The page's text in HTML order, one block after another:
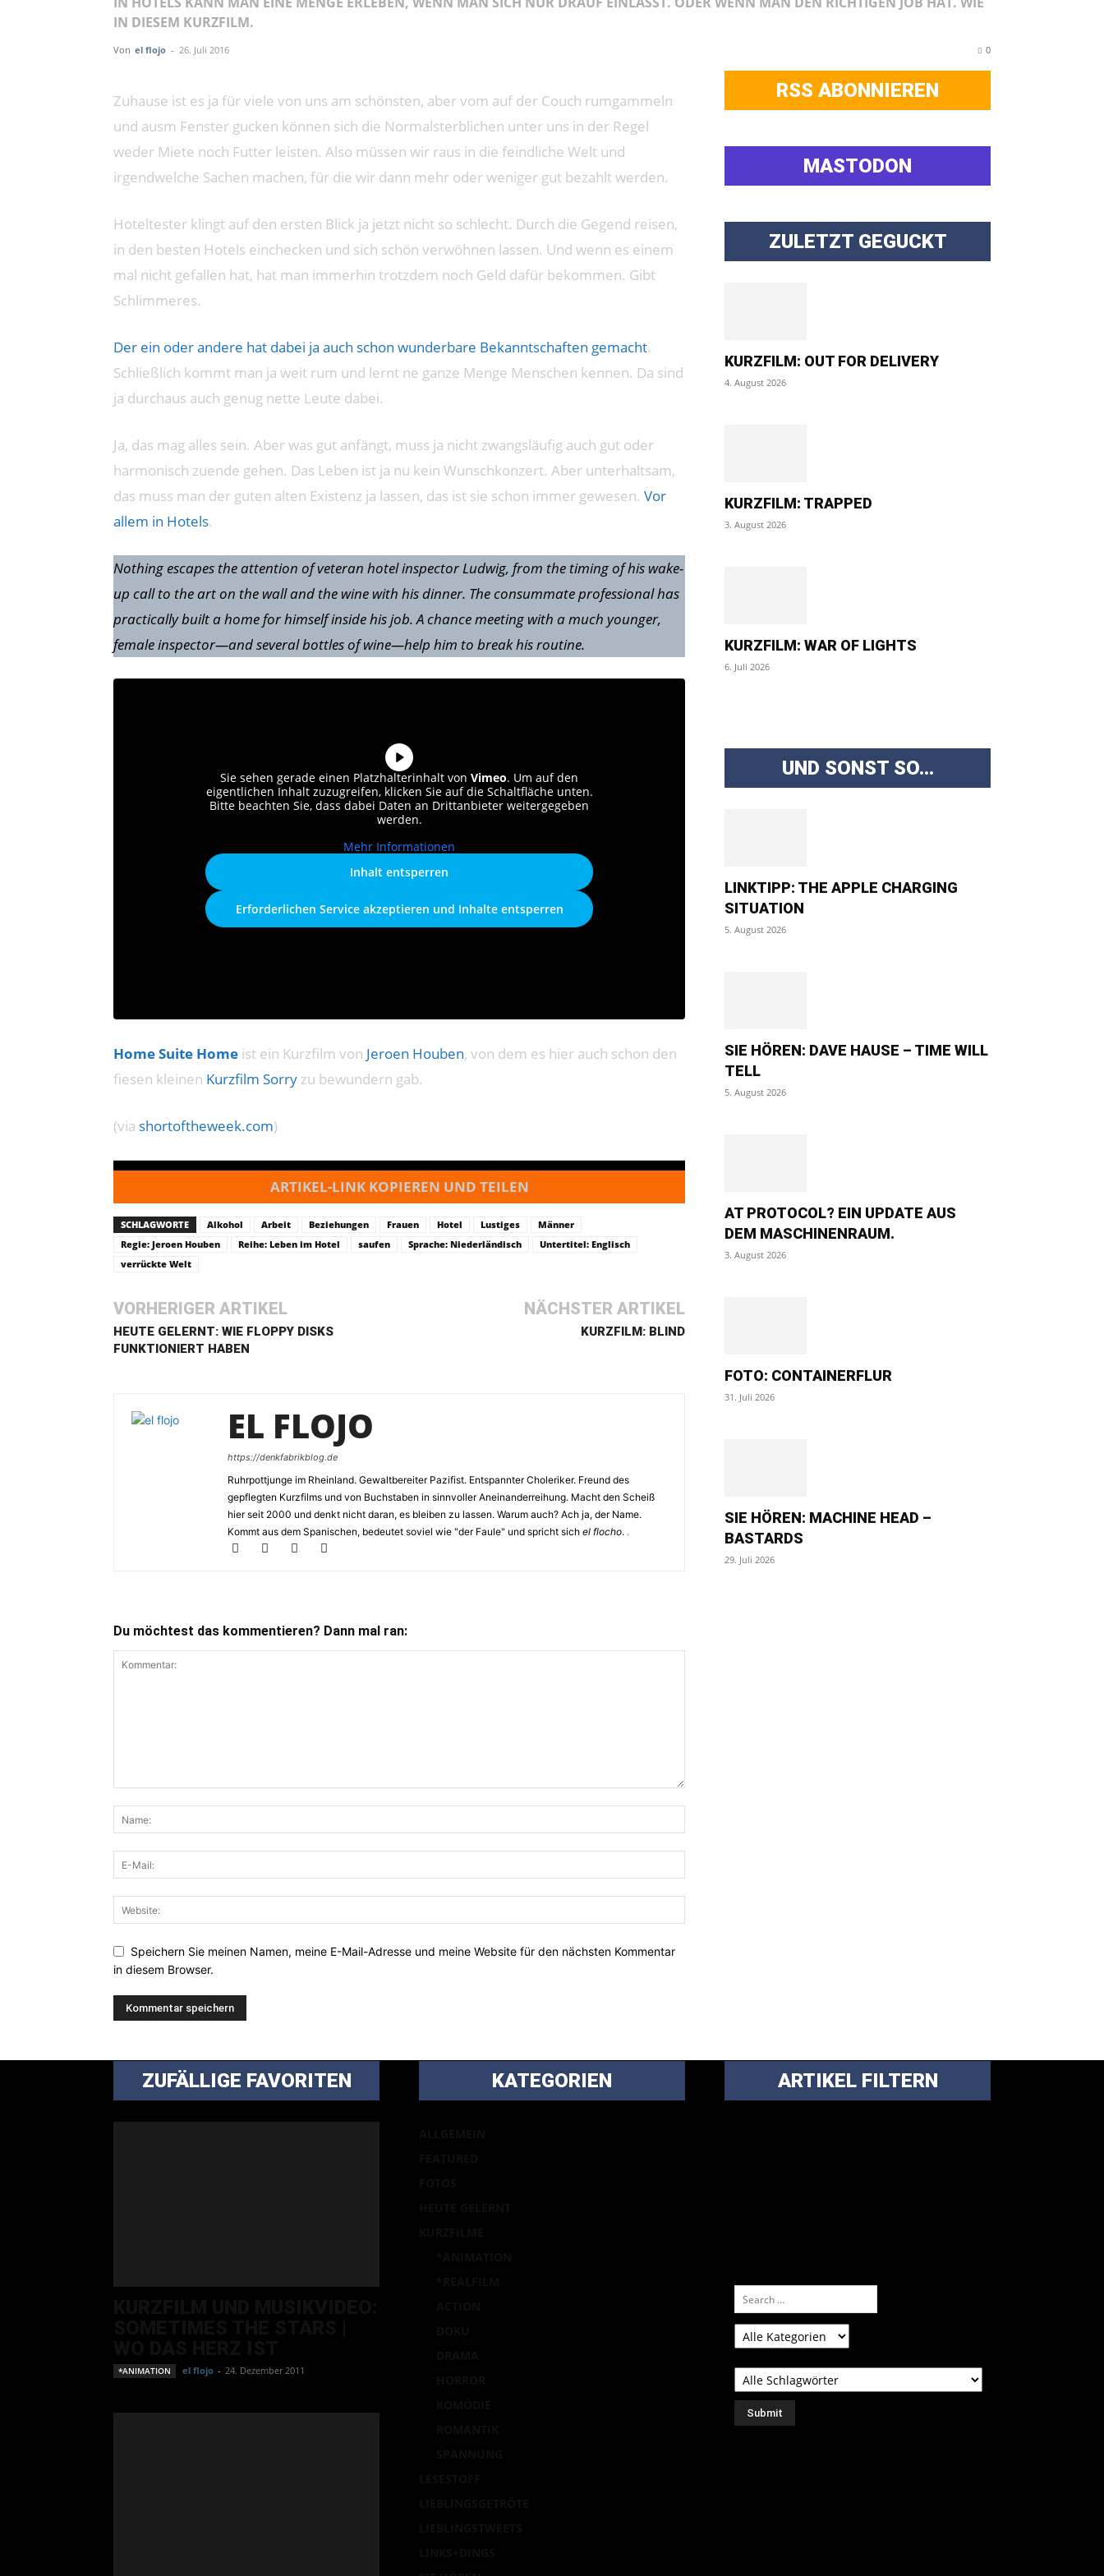
IN DIESEM KURZFILM.
Von el flojo - 26. Juli 2016 0
Zuhause ist es ja für viele von uns am schönsten, aber vom auf der Couch rumgammeln
und ausm Fenster gucken können sich die Normalsterblichen unter uns in der Regel
weder Miete noch Futter leisten. Also müssen wir raus in die feindliche Welt und
irgendwelche Sachen machen, für die wir dann mehr oder weniger gut bezahlt werden.
Hoteltester klingt auf den ersten Blick ja jetzt nicht so schlecht. Durch die Gegend reisen,
in den besten Hotels einchecken und sich schön verwöhnen lassen. Und wenn es einem
mal nicht gefallen hat, hat man immerhin trotzdem noch Geld dafür bekommen. Gibt
Schlimmeres.
Der ein oder andere hat dabei ja auch schon wunderbare Bekanntschaften gemacht.
Schließlich kommt man ja weit rum und lernt ne ganze Menge Menschen kennen. Da sind
ja durchaus auch genug nette Leute dabei.
Ja, das mag alles sein. Aber was gut anfängt, muss ja nicht zwangsläufig auch gut oder
harmonisch zuende gehen. Das Leben ist ja nu kein Wunschkonzert. Aber unterhaltsam,
das muss man der guten alten Existenz ja lassen, das ist sie schon immer gewesen. Vor
allem in Hotels.
Nothing escapes the attention of veteran hotel inspector Ludwig, from the timing of his wake-
up call to the art on the wall and the wine with his dinner. The consummate professional has
practically built a home for himself inside his job. A chance meeting with a much younger,
female inspector—and several bottles of wine—help him to break his routine.
Sie sehen gerade einen Platzhalterinhalt von Vimeo. Um auf den
eigentlichen Inhalt zuzugreifen, klicken Sie auf die Schaltfläche unten.
Bitte beachten Sie, dass dabei Daten an Drittanbieter weitergegeben
werden.
Mehr Informationen
Inhalt entsperren
Erforderlichen Service akzeptieren und Inhalte entsperren
Home Suite Home ist ein Kurzfilm von Jeroen Houben, von dem es hier auch schon den
fiesen kleinen Kurzfilm Sorry zu bewundern gab.
(via shortoftheweek.com)
ARTIKEL-LINK KOPIEREN UND TEILEN
SCHLAGWORTE Alkohol Arbeit Beziehungen Frauen Hotel Lustiges
Männer
Regie: Jeroen Houben
Reihe: Leben im Hotel saufen Sprache: Niederländisch
Untertitel: Englisch
verrückte Welt
VORHERIGER ARTIKEL
HEUTE GELERNT: WIE FLOPPY DISKS
FUNKTIONIERT HABEN
NÄCHSTER ARTIKEL
KURZFILM: BLIND
EL FLOJO
https://denkfabrikblog.de
Ruhrpottjunge im Rheinland. Gewaltbereiter Pazifist. Entspannter Choleriker. Freund des
gepflegten Kurzfilms und von Buchstaben in sinnvoller Aneinanderreihung. Macht den Scheiß
hier seit 2000 und denkt nicht daran, es bleiben zu lassen. Warum auch? Ach ja, der Name.
Kommt aus dem Spanischen, bedeutet soviel wie "der Faule" und spricht sich el flocho. .
Du möchtest das kommentieren? Dann mal ran:
Speichern Sie meinen Namen, meine E-Mail-Adresse und meine Website für den nächsten Kommentar
in diesem Browser.
RSS ABONNIEREN
MASTODON
ZULETZT GEGUCKT
KURZFILM: OUT FOR DELIVERY
4. August 2026
KURZFILM: TRAPPED
3. August 2026
KURZFILM: WAR OF LIGHTS
6. Juli 2026
UND SONST SO...
LINKTIPP: THE APPLE CHARGING
SITUATION
5. August 2026
SIE HÖREN: DAVE HAUSE – TIME WILL
TELL
5. August 2026
AT PROTOCOL? EIN UPDATE AUS
DEM MASCHINENRAUM.
3. August 2026
FOTO: CONTAINERFLUR
31. Juli 2026
SIE HÖREN: MACHINE HEAD –
BASTARDS
29. Juli 2026
ZUFÄLLIGE FAVORITEN
*ANIMATION el flojo - 24. Dezember 2011
KATEGORIEN ARTIKEL FILTERN